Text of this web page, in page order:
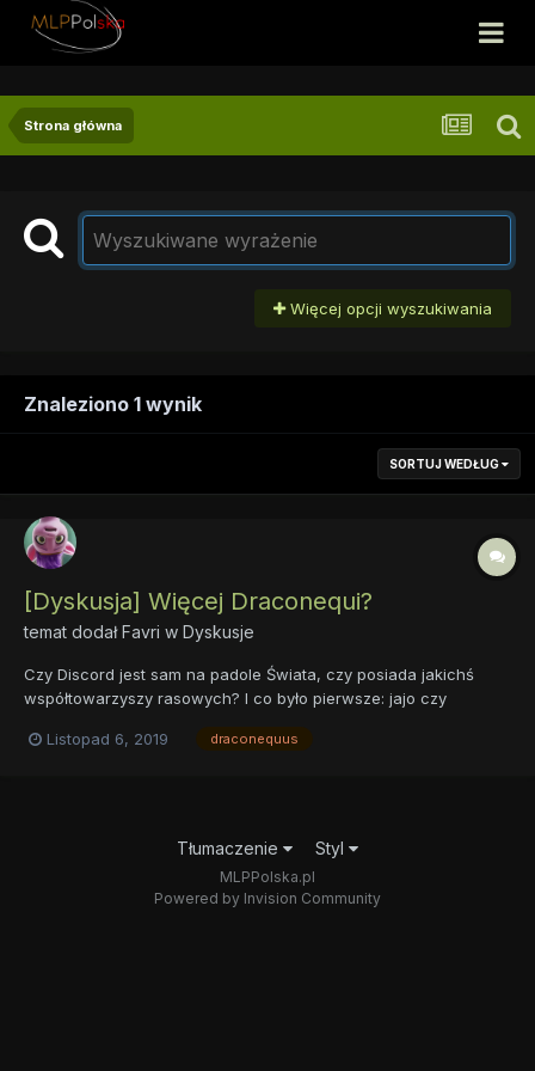
Strona główna
Więcej opcji wyszukiwania
Znaleziono 1 wynik
SORTUJ WEDŁUG
[Dyskusja] Więcej Draconequi?
temat dodałFavri w Dyskusje
Czy Discord jest sam na padole Świata, czy posiada jakichś
współtowarzyszy rasowych? I co było pierwsze: jajo czy
odpowiedzi, i ile fanficów tyle jej wersji. By nabrać trochę
Listopad 6, 2019 draconequus
Tłumaczenie Styl
MLPPolska.pl
Powered by Invision Community